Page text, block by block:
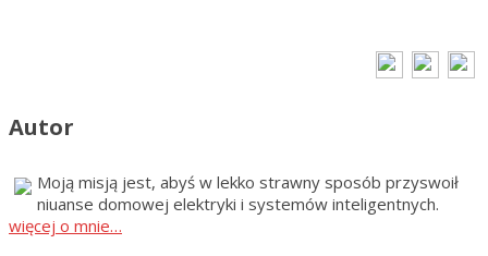
Autor
Moją misją jest, abyś w lekko strawny sposób przyswoił
niuanse domowej elektryki i systemów inteligentnych.
więcej o mnie…